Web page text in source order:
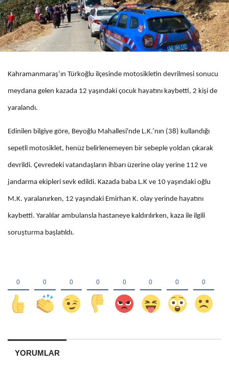
Kahramanmaraş’ın Türkoğlu ilçesinde motosikletin devrilmesi sonucu
meydana gelen kazada 12 yaşındaki çocuk hayatını kaybetti, 2 kişi de
yaralandı.
Edinilen bilgiye göre, Beyoğlu Mahallesi'nde L.K.’nın (38) kullandığı
sepetli motosiklet, henüz belirlenemeyen bir sebeple yoldan çıkarak
devrildi. Çevredeki vatandaşların ihbarı üzerine olay yerine 112 ve
jandarma ekipleri sevk edildi. Kazada baba L.K ve 10 yaşındaki oğlu
M.K. yaralanırken, 12 yaşındaki Emirhan K. olay yerinde hayatını
kaybetti. Yaralılar ambulansla hastaneye kaldırılırken, kaza ile ilgili
soruşturma başlatıldı.
YORUMLAR